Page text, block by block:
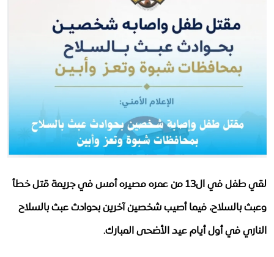
ارتفاع وفيات الحصبة بين أطفال اليمن إلى 87 حالة خلال النصف الأول من 2026
اختتام الدورة التدريبية حول إدارة الحالات ومبادئ حماية الطفل بالضالع
أكثر 7 تهديدات رقمية للأطفال
كيف تحمي طفلك في 5 خطوات؟
ماذا يفعل طفلك على الإنترنت؟
أرقام وحقائق صادمة عن الأطفال والإنترنت
حجة.. مقتل طفلين نازحين وإصابة آخرين إثر انفجار قنبلة داخل مخيم للنازحين
استقصاء
ملفات خاصة
الموارد
ملتيميديا
كتابات وحوارات
حوارات
مجتمعنا
Arabic
لقي طفل في ال13 من عمره مصيره أمس في جريمة قتل خطأ
وعبث بالسلاح، فيما أصيب شخصين آخرين بحوادث عبث بالسلاح
الناري في أول أيام عيد الأضحى المبارك.